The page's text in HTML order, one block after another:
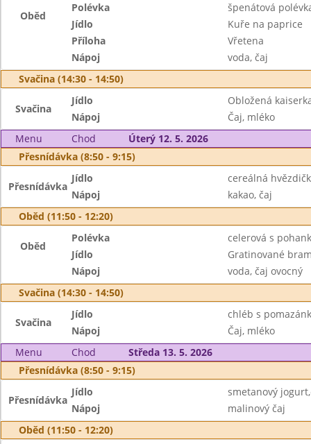
Oběd
Polévka
špenátová
Jídlo
Kuře na paprice
Příloha
Vřetena
Nápoj
voda, čaj
Svačina (14:30 - 14:50)
Svačina
Jídlo
Obložená
Nápoj
Čaj, mléko
Menu
Chod
Úterý 12. 5. 2026
Přesnídávka (8:50 - 9:15)
Přesnídávka
Jídlo
cereálná
Nápoj
kakao, čaj
Oběd (11:50 - 12:20)
Oběd
Polévka
celerová s
Jídlo
Gratinované
Nápoj
voda, čaj ovocný
Svačina (14:30 - 14:50)
Svačina
Jídlo
chléb s
Nápoj
Čaj, mléko
Menu
Chod
Středa 13. 5. 2026
Přesnídávka (8:50 - 9:15)
Přesnídávka
Jídlo
smetanový
Nápoj
malinový čaj
Oběd (11:50 - 12:20)